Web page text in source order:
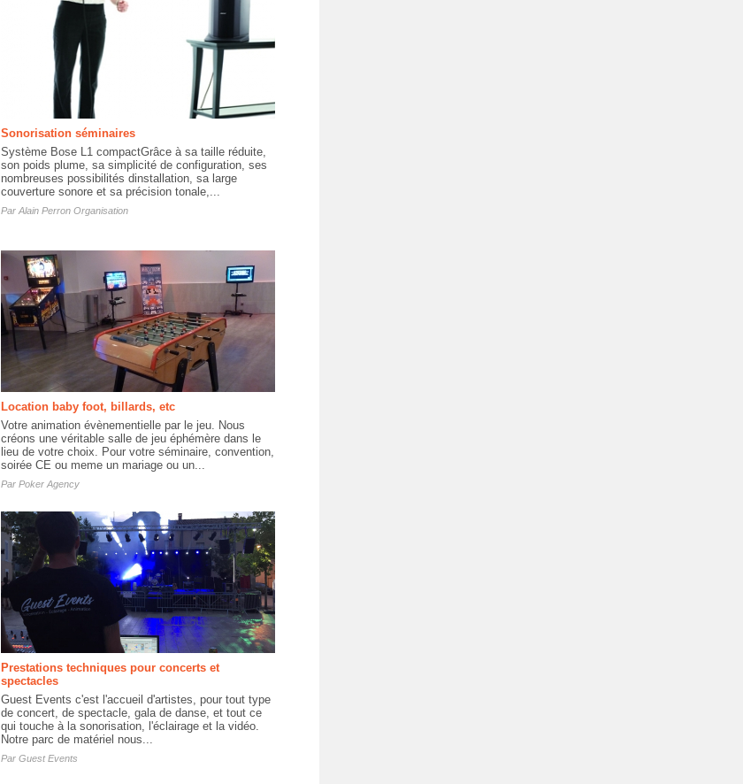
Sonorisation séminaires
Système Bose L1 compactGrâce à sa taille réduite,
son poids plume, sa simplicité de configuration, ses
nombreuses possibilités dinstallation, sa large
couverture sonore et sa précision tonale,...
Par Alain Perron Organisation
Location baby foot, billards, etc
Votre animation évènementielle par le jeu. Nous
créons une véritable salle de jeu éphémère dans le
lieu de votre choix. Pour votre séminaire, convention,
soirée CE ou meme un mariage ou un...
Par Poker Agency
Prestations techniques pour concerts et
spectacles
Guest Events c'est l'accueil d'artistes, pour tout type
de concert, de spectacle, gala de danse, et tout ce
qui touche à la sonorisation, l'éclairage et la vidéo.
Notre parc de matériel nous...
Par Guest Events